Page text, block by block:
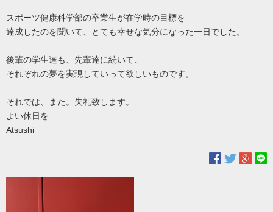
スポーツ健康科学部の卒業生が在学時の目標を
達成したのを聞いて、とても幸せな気分になった一日でした。
後輩の学生達も、先輩達に続いて、
それぞれの夢を実現していって欲しいものです。
それでは、また。失礼致します。
よい休日を
Atsushi